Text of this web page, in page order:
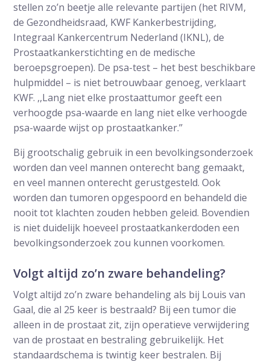
stellen zo’n beetje alle relevante partijen (het RIVM,
de Gezondheidsraad, KWF Kankerbestrijding,
Integraal Kankercentrum Nederland (IKNL), de
Prostaatkankerstichting en de medische
beroepsgroepen). De psa-test – het best beschikbare
hulpmiddel – is niet betrouwbaar genoeg, verklaart
KWF. ,,Lang niet elke prostaattumor geeft een
verhoogde psa-waarde en lang niet elke verhoogde
psa-waarde wijst op prostaatkanker.’’
Bij grootschalig gebruik in een bevolkingsonderzoek
worden dan veel mannen onterecht bang gemaakt,
en veel mannen onterecht gerustgesteld. Ook
worden dan tumoren opgespoord en behandeld die
nooit tot klachten zouden hebben geleid. Bovendien
is niet duidelijk hoeveel prostaatkankerdoden een
bevolkingsonderzoek zou kunnen voorkomen.
Volgt altijd zo’n zware behandeling?
Volgt altijd zo’n zware behandeling als bij Louis van
Gaal, die al 25 keer is bestraald? Bij een tumor die
alleen in de prostaat zit, zijn operatieve verwijdering
van de prostaat en bestraling gebruikelijk. Het
standaardschema is twintig keer bestralen. Bij